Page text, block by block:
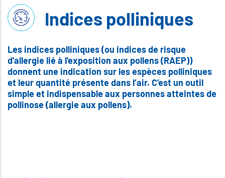
Indices polliniques
Les indices polliniques (ou indices de risque
d'allergie lié à l'exposition aux pollens (RAEP))
donnent une indication sur les espèces polliniques
et leur quantité présente dans l’air. C’est un outil
simple et indispensable aux personnes atteintes de
pollinose (allergie aux pollens).